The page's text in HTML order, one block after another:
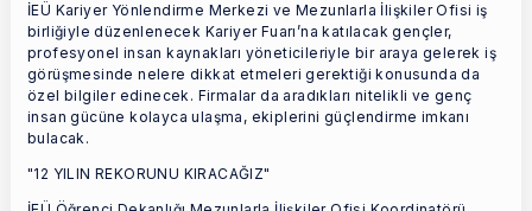
İEÜ Kariyer Yönlendirme Merkezi ve Mezunlarla İlişkiler Ofisi iş
birliğiyle düzenlenecek Kariyer Fuarı’na katılacak gençler,
profesyonel insan kaynakları yöneticileriyle bir araya gelerek iş
görüşmesinde nelere dikkat etmeleri gerektiği konusunda da
özel bilgiler edinecek. Firmalar da aradıkları nitelikli ve genç
insan gücüne kolayca ulaşma, ekiplerini güçlendirme imkanı
bulacak.
"12 YILIN REKORUNU KIRACAĞIZ"